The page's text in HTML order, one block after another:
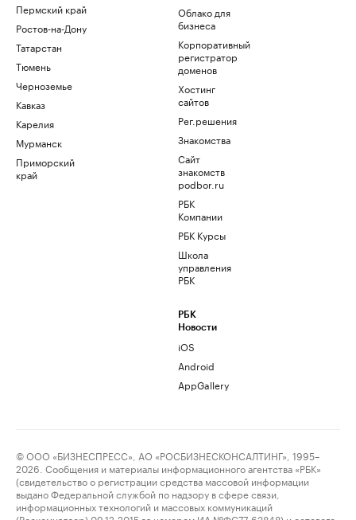
Пермский край
Ростов-на-Дону
Татарстан
Тюмень
Черноземье
Кавказ
Карелия
Мурманск
Приморский
край
Облако для
бизнеса
Корпоративный
регистратор
доменов
Хостинг
сайтов
Рег.решения
Знакомства
Сайт
знакомств
podbor.ru
РБК
Компании
РБК Курсы
Школа
управления
РБК
РБК
Новости
iOS
Android
AppGallery
© ООО «БИЗНЕСПРЕСС», АО «РОСБИЗНЕСКОНСАЛТИНГ», 1995–
2026. Сообщения и материалы информационного агентства «РБК»
(свидетельство о регистрации средства массовой информации
выдано Федеральной службой по надзору в сфере связи,
информационных технологий и массовых коммуникаций